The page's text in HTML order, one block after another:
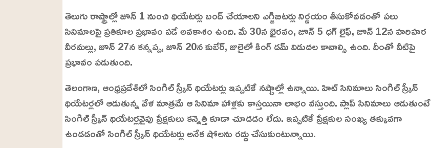
తెలుగు రాష్ట్రాల్లో జూన్ 1 నుంచి థియేటర్లు బంద్‌ చేయాలని ఎగ్జిబిటర్లు నిర్ణయం తీసుకోవడంతో పలు
సినిమాలపై ప్రతికూల ప్రభావం పడే అవకాశం ఉంది. మే 30న భైరవం, జూన్ 5 ధగ్ లైఫ్, జూన్ 12న హరిహర
వీరమల్లు, జూన్ 27న కన్నప్ప, జూన్ 20న కుబేర్, జులైలో కింగ్ డమ్ విడుదల కావాల్సి ఉంది. దీంతో వీటిపై
ప్రభావం పడుతుంది.
తెలంగాణ, ఆంధ్రప్రదేశ్‌లో సింగిల్ స్క్రీన్ థియేటర్లు ఇప్పటికే నష్టాల్లో ఉన్నాయి. హిట్ సినిమాలు సింగిల్ స్క్రీన్
థియేటర్లలో ఆడుతున్న వేళ మాత్రమే ఆ సినిమా హాళ్లకు కాస్తయినా లాభం వస్తుంది. ప్లాప్ సినిమాలు ఆడుతుంటే
సింగిల్ స్క్రీన్ థియేటర్లవైపు ప్రేక్షకులు కన్నెత్తి కూడా చూడడం లేదు. ఇప్పటికే ప్రేక్షకుల సంఖ్య తక్కువగా
ఉండడంతో సింగిల్ స్క్రీన్ థియేటర్లు అనేక షోలను రద్దు చేసుకుంటున్నాయి.